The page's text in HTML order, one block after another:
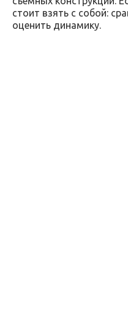
стоит взять с собой:
оценить динамику.